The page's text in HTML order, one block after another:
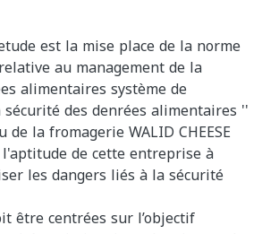
est la mise place de la norme
au management de la
alimentaires système de
des denrées alimentaires ''
de la fromagerie WALID CHEESE
de cette entreprise à
les dangers liés à la sécurité
être centrées sur l’objectif